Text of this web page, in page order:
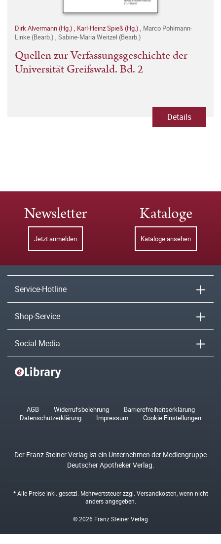
Dirk Alvermann (Hg.) , Karl-Heinz Spieß (Hg.) , Marco Pohlmann-
Linke (Bearb.) , Sabine-Maria Weitzel (Bearb.)
Quellen zur Verfassungsgeschichte der
Universität Greifswald. Bd. 2
Details
Newsletter
Jetzt anmelden
Kataloge
Kataloge ansehen
Service-Hotline
Shop-Service
Social Media
AGB Widerrufsbelehrung
Barrierefreiheitserklärung
Datenschutzerklärung
Impressum Cookie Einstellungen
Der Franz Steiner Verlag ist ein Unternehmen der Mediengruppe
Deutscher Apotheker Verlag.
* Alle Preise inkl. gesetzl. Mehrwertsteuer zzgl. Versandkosten , wenn nicht
anders angegeben.
© 2026 Franz Steiner Verlag